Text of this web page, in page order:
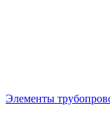
Элементы